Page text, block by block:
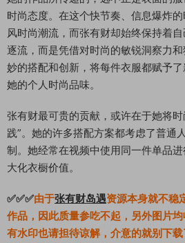
时尚态度。在这个快节奏、信息爆炸
风时尚潮流，而张有财却始终保持着
逐流，而是凭借对时尚的敏锐洞察力
妙的搭配和创新，将每件衣服都赋予
她的个人时尚品味。
张有财最可贵的贡献，或许在于她将时
践”。她的许多搭配方案都考虑了普通
制。她经常在视频中使用同一件单品
大化衣橱价值。
✅✅✅由于张有财岛遇资源本身就不稳
作品，因此质量参吃不起，另外图片
有水印也请担待谅解，介意的就别下载